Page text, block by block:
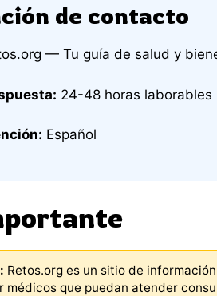
de contacto
— Tu guía de salud y
24-48 horas laborables
Español
Retos.org es un sitio de
médicos que puedan atender